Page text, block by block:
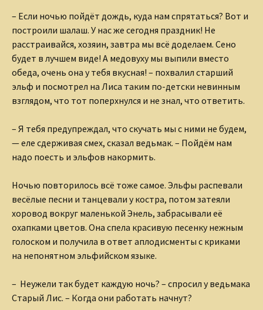
– Если ночью пойдёт дождь, куда нам спрятаться? Вот и
построили шалаш. У нас же сегодня праздник! Не
расстраивайся, хозяин, завтра мы всё доделаем. Сено
будет в лучшем виде! А медовуху мы выпили вместо
обеда, очень она у тебя вкусная! – похвалил старший
эльф и посмотрел на Лиса таким по-детски невинным
взглядом, что тот поперхнулся и не знал, что ответить.
– Я тебя предупреждал, что скучать мы с ними не будем,
— еле сдерживая смех, сказал ведьмак. – Пойдём нам
надо поесть и эльфов накормить.
Ночью повторилось всё тоже самое. Эльфы распевали
весёлые песни и танцевали у костра, потом затеяли
хоровод вокруг маленькой Энель, забрасывали её
охапками цветов. Она спела красивую песенку нежным
голоском и получила в ответ аплодисменты с криками
на непонятном эльфийском языке.
– Неужели так будет каждую ночь? – спросил у ведьмака
Старый Лис. – Когда они работать начнут?